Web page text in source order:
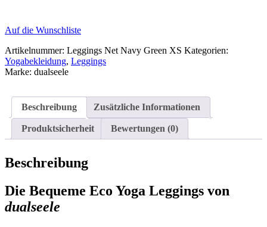
Auf die Wunschliste
Artikelnummer: Leggings Net Navy Green XS Kategorien:
Yogabekleidung, Leggings
Marke: dualseele
Beschreibung Zusätzliche Informationen
Produktsicherheit Bewertungen (0)
Beschreibung
Die Bequeme Eco Yoga Leggings von
dualseele